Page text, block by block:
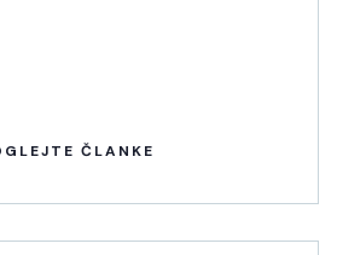
ČLANKE